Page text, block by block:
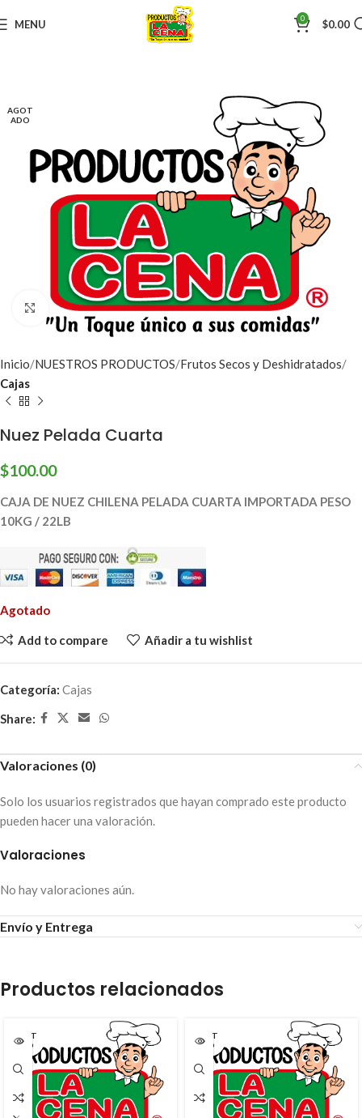
MENU 0 $0.00
AGOT
ADO
Click to enlarge
Inicio NUESTROS PRODUCTOS Frutos Secos y Deshidratados
Cajas
Nuez Pelada Cuarta
$100.00
CAJA DE NUEZ CHILENA PELADA CUARTA IMPORTADA PESO
10KG / 22LB
Agotado
Add to compare Añadir a tu wishlist
Categoría: Cajas
Share:
Valoraciones (0)
Valoraciones
No hay valoraciones aún.
Solo los usuarios registrados que hayan comprado este producto
pueden hacer una valoración.
Envío y Entrega
Productos relacionados
AGOT
ADO
AGOT
ADO